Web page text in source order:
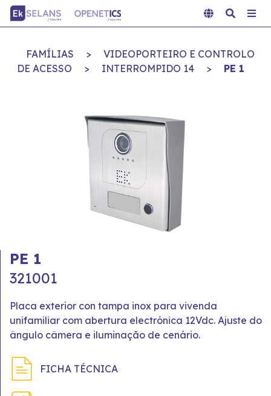
FAMÍLIAS >
VIDEOPORTEIRO E CONTROLO
DE ACESSO
> INTERROMPIDO 14 > PE 1
PE 1
321001
Placa exterior con tampa inox para vivenda
unifamiliar com abertura electrónica 12Vdc. Ajuste do
ângulo câmera e iluminação de cenário.
FICHA TÉCNICA